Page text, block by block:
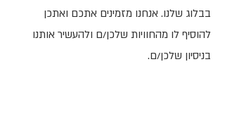
בבלוג שלנו. אנחנו מזמינים אתכם ואתכן
להוסיף לו מהחוויות שלכן/ם ולהעשיר אותנו
בניסיון שלכן/ם.